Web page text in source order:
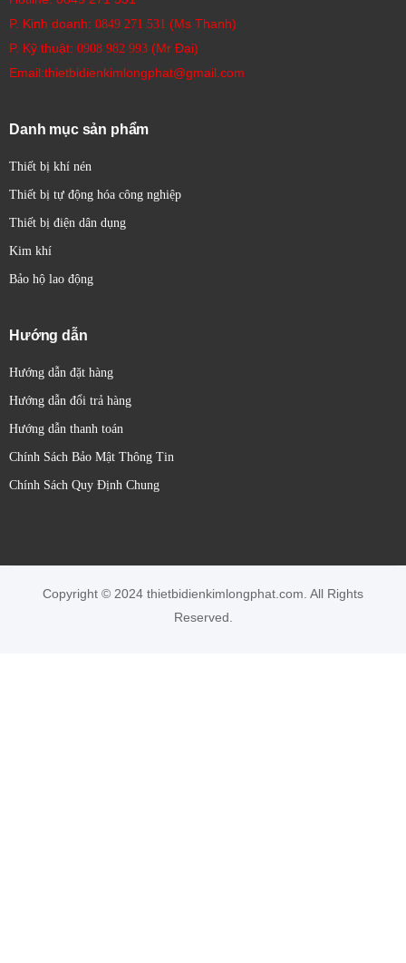
P. Kinh doanh: 0849 271 531 (Ms Thanh)
P. Kỹ thuật: 0908 982 993​ (Mr Đại)
Email:thietbidienkimlongphat@gmail.com
Danh mục sản phẩm
Thiết bị khí nén
Thiết bị tự động hóa công nghiệp
Thiết bị điện dân dụng
Kim khí
Bảo hộ lao động
Hướng dẫn
Hướng dẫn đặt hàng
Hướng dẫn đổi trả hàng
Hướng dẫn thanh toán
Chính Sách Bảo Mật Thông Tin
Chính Sách Quy Định Chung
Copyright © 2024 thietbidienkimlongphat.com. All Rights
Reserved.